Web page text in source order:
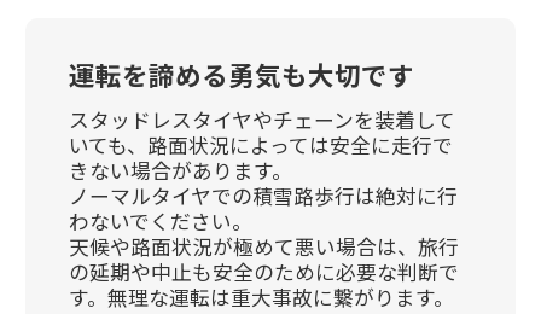
運転を諦める勇気も大切です
スタッドレスタイヤやチェーンを装着して
いても、路面状況によっては安全に走行で
きない場合があります。
ノーマルタイヤでの積雪路歩行は絶対に行
わないでください。
天候や路面状況が極めて悪い場合は、旅行
の延期や中止も安全のために必要な判断で
す。無理な運転は重大事故に繋がります。